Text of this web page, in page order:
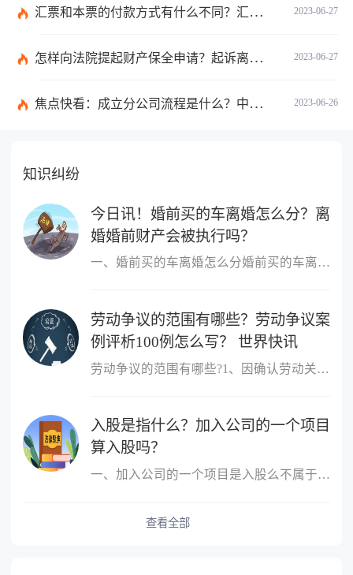
2023-06-27
汇票和本票的付款方式有什么不同？汇票和本票包含的交易数有什么不同？ 环球今热点
2023-06-27
怎样向法院提起财产保全申请？起诉离婚能申请财产保全吗？_全球快播
2023-06-26
焦点快看：成立分公司流程是什么？中华人民共和国公司登记管理条例第四十七条是什么？
知识纠纷
今日讯！婚前买的车离婚怎么分？离
婚婚前财产会被执行吗？
一、婚前买的车离婚怎么分婚前买的车离婚，除另有约定外，一般归个
劳动争议的范围有哪些？劳动争议案
例评析100例怎么写？ 世界快讯
劳动争议的范围有哪些?1、因确认劳动关系发生的争议;2、因订立、履
入股是指什么？加入公司的一个项目
算入股吗？
一、加入公司的一个项目是入股么不属于，入股是指公司成立后，原始
查看全部